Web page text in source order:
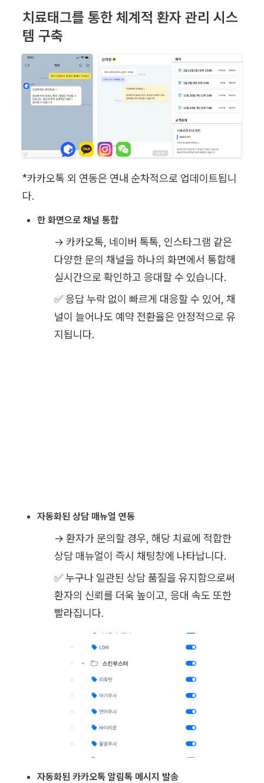
치료태그를 통한 체계적 환자 관리 시스
템 구축
*카카오톡 외 연동은 연내 순차적으로 업데이트됩니
다.
한 화면으로 채널 통합
→ 카카오톡, 네이버 톡톡, 인스타그램 같은
다양한 문의 채널을 하나의 화면에서 통합해
실시간으로 확인하고 응대할 수 있습니다.
✅ 응답 누락 없이 빠르게 대응할 수 있어, 채
널이 늘어나도 예약 전환율은 안정적으로 유
지됩니다.
자동화된 상담 매뉴얼 연동
→ 환자가 문의할 경우, 해당 치료에 적합한
상담 매뉴얼이 즉시 채팅창에 나타납니다.
✅ 누구나 일관된 상담 품질을 유지함으로써
환자의 신뢰를 더욱 높이고, 응대 속도 또한
빨라집니다.
자동화된 카카오톡 알림톡 메시지 발송